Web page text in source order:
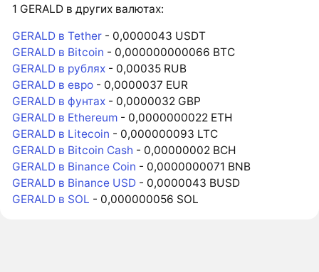
1 GERALD в других валютах:
GERALD в Tether - 0,0000043 USDT
GERALD в Bitcoin - 0,000000000066 BTC
GERALD в рублях - 0,00035 RUB
GERALD в евро - 0,0000037 EUR
GERALD в фунтах - 0,0000032 GBP
GERALD в Ethereum - 0,0000000022 ETH
GERALD в Litecoin - 0,000000093 LTC
GERALD в Bitcoin Cash - 0,00000002 BCH
GERALD в Binance Coin - 0,0000000071 BNB
GERALD в Binance USD - 0,0000043 BUSD
GERALD в SOL - 0,000000056 SOL